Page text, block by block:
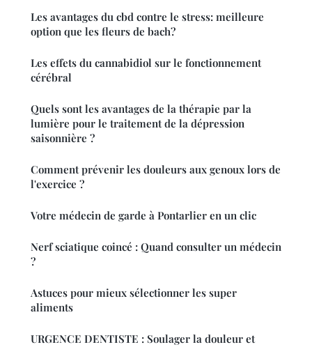
Les avantages du cbd contre le stress: meilleure
option que les fleurs de bach?
Les effets du cannabidiol sur le fonctionnement
cérébral
Quels sont les avantages de la thérapie par la
lumière pour le traitement de la dépression
saisonnière ?
Comment prévenir les douleurs aux genoux lors de
l'exercice ?
Votre médecin de garde à Pontarlier en un clic
Nerf sciatique coincé : Quand consulter un médecin
?
Astuces pour mieux sélectionner les super
aliments
URGENCE DENTISTE : Soulager la douleur et